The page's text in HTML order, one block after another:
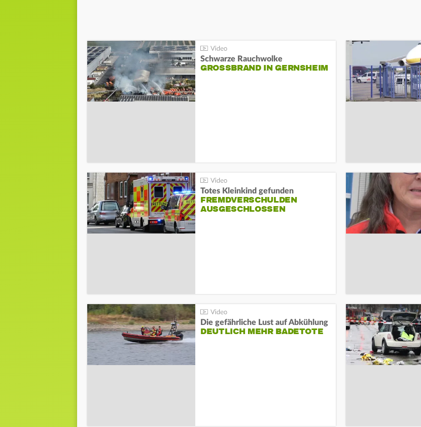
Schwarze Rauchwolke
GROSSBRAND IN GERNSHEIM
Totes Kleinkind gefunden
FREMDVERSCHULDEN
AUSGESCHLOSSEN
Die gefährliche Lust auf Abkühlung
DEUTLICH MEHR BADETOTE